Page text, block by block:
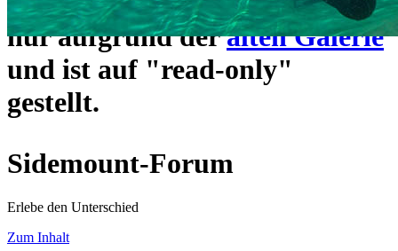
nur aufgrund deralten Galerie
und ist auf "read-only"
gestellt.
Sidemount-Forum
Erlebe den Unterschied
Zum Inhalt